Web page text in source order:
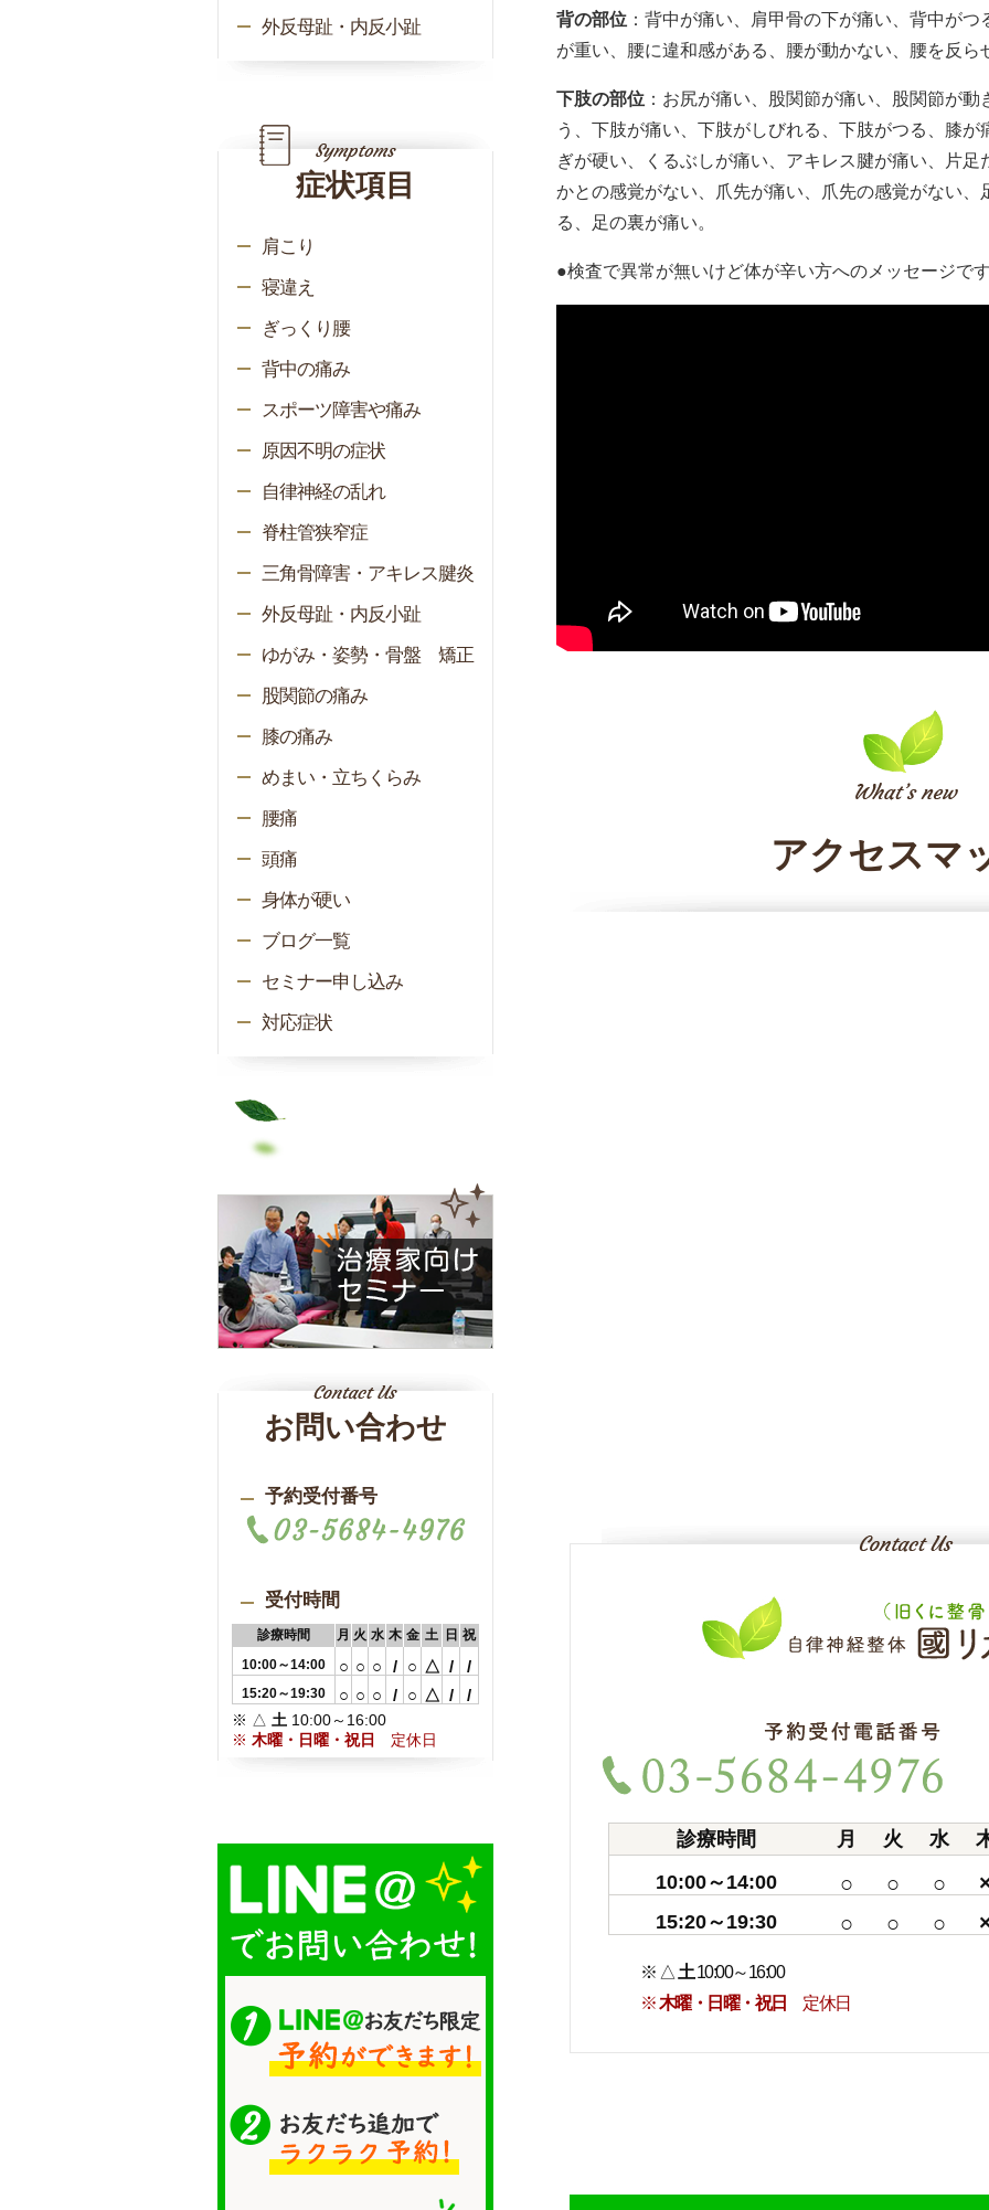
背の部位 ：背中が痛い、肩甲骨の下が痛い、背中が
が重い、腰に違和感がある、腰が動かない、腰を反ら
下肢の部位 ：お尻が痛い、股関節が痛い、股関節が
う、下肢が痛い、下肢がしびれる、下肢がつる、膝
ぎが硬い、くるぶしが痛い、アキレス腱が痛い、片
かとの感覚がない、爪先が痛い、爪先の感覚がない、
る、足の裏が痛い。
●検査で異常が無いけど体が辛い方へのメッセージで
アクセスマ
診療時間 月 火 水
10:00～14:00
○ ○ ○
15:20～19:30 ○ ○ ○
※ △ 土10:00～16:00
※木曜・日曜・祝日 定休日
外反母趾・内反小趾
症状項目
肩こり
寝違え
ぎっくり腰
背中の痛み
スポーツ障害や痛み
原因不明の症状
自律神経の乱れ
脊柱管狭窄症
三角骨障害・アキレス腱炎
外反母趾・内反小趾
ゆがみ・姿勢・骨盤 矯正
股関節の痛み
膝の痛み
めまい・立ちくらみ
腰痛
頭痛
身体が硬い
ブログ一覧
セミナー申し込み
対応症状
お問い合わせ
予約受付番号
受付時間
診療時間 月 火 水 木 金 土 日 祝
10:00～14:00
○ ○ ○ / ○ △ / /
15:20～19:30 ○ ○ ○ / ○ △ / /
※ △ 土 10:00～16:00
※ 木曜・日曜・祝日 定休日